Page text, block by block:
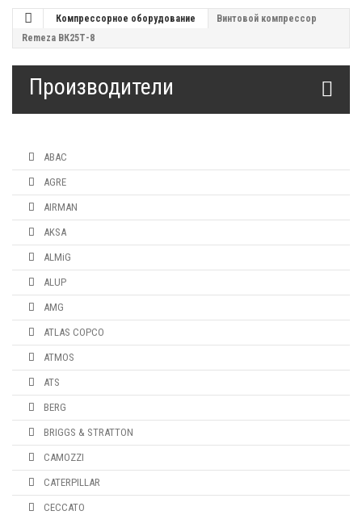
Компрессорное оборудование
Винтовой компрессор
Remeza ВК25Т-8
Производители
ABAC
AGRE
AIRMAN
AKSA
ALMiG
ALUP
AMG
ATLAS COPCO
ATMOS
ATS
BERG
BRIGGS & STRATTON
CAMOZZI
CATERPILLAR
CECCATO